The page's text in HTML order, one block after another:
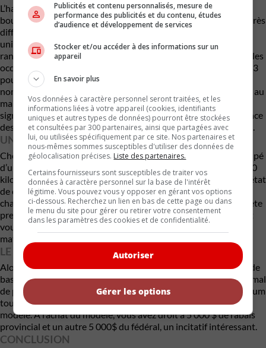
L’habitacle joliment aménagé et disposé contient quelques
boutons spécifiques au PHEV, mais sinon, il n’est pas non plus très
différent du modèle à essence. La troisième rangée sera
uniquement utilisable pour de jeunes enfants. La deuxième
rangée offre une glissière qui permet de moduler l’espace pour les
occupants. Toutes les versions reçoivent un écran tactile de 12,3
pouces. Les systèmes de sécurité de série sont également
nombreux, notamment le régulateur de vitesse adaptatif, l’aide au
maintien dans la voie, la reconnaissance des panneaux de
signalisation, le freinage d’urgence automatique et la surveillance
des angles morts. Vous avez aussi une recharge sans fil de série.
UNE RECHARGE RAPIDE
Chose assez rare pour les modèles PHEV, le Outlander est équipé
d’une prise de recharge rapide CHAdeMO, acceptant jusqu’à 50
kilowatts de charge, ce qui fait passer la batterie de 0 à 80 % d’état
de charge en seulement 38 minutes. Si vous disposez d’un
chargeur de niveau 2 de 240 volts à la maison, la charge complète
prendra environ 6,5 heures, ce qui signifie que la charge de nuit
vous permettra de faire le plein et d’être prêt à partir chaque
matin.
LE PRIX MAINTENANT
Alors que les premiers modèles arrivent en concession, le prix de
base s’établit à 46 538 $ dans un enrobage qui fera place à pas mal
de plastique. Notre modèle à l’essai était une version GT Premium
tout équipé à 57 948 $. C’est votre fourchette de prix pour ce
modèle. À l’achat du modèle, vous avez droit à 5 000 $ de rabais
provincial et un autre 5 000$ du fédéral, un incitatif intéressant.
CONCLUSION
Publicités et contenu personnalisés, mesure de
performance des publicités et du contenu, études
d’audience et développement de services
Stocker et/ou accéder à des informations sur un
appareil
En savoir plus
Vos données à caractère personnel seront traitées, et les
informations liées à votre appareil (cookies, identifiants
uniques et autres types de données) pourront être stockées
et consultées par 300 partenaires, ainsi que partagées avec
lui, ou utilisées spécifiquement par ce site. Nos partenaires et
nous-mêmes sommes susceptibles d'utiliser des données de
géolocalisation précises. Liste des partenaires.
Certains fournisseurs sont susceptibles de traiter vos
données à caractère personnel sur la base de l'intérêt
légitime. Vous pouvez vous y opposer en gérant vos options
ci-dessous. Recherchez un lien en bas de cette page ou dans
le menu du site pour gérer ou retirer votre consentement
dans les paramètres des cookies et de confidentialité.
Autoriser
Gérer les options